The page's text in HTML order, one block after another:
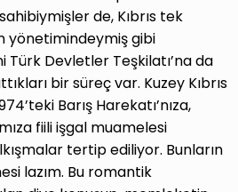
de, Kıbrıs tek
yönetimindeymiş gibi
Türk Devletler Teşkilatı’na da
bir süreç var. Kuzey Kıbrıs
Barış Harekatı’nıza,
fiili işgal muamelesi
tertip ediliyor. Bunların
lazım. Bu romantik